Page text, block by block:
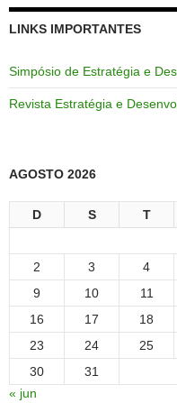
LINKS IMPORTANTES
Simpósio de Estratégia e
Revista Estratégia e
AGOSTO 2026
D S T
2
3 4
9
10 11
16
17 18
23
24 25
30
31
« jun